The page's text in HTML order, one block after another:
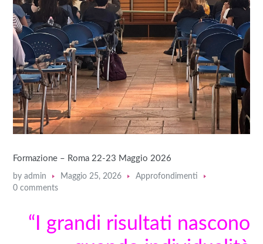
Formazione – Roma 22-23 Maggio 2026
byadmin Maggio 25, 2026
Approfondimenti
0 comments
“I grandi risultati nascono